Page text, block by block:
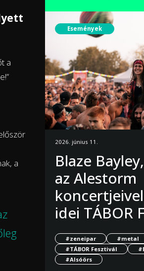
a
a
Események
2026. június 11.
Blaze
az Alestorm
idei TÁBOR
#zeneipar
#metal
#TÁBOR Fesztivál
#Alsóörs